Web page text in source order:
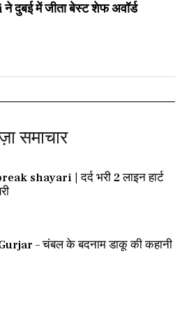
में जीता बेस्ट शेफ अवॉर्ड
समाचार
shayari | दर्द भरी 2 लाइन हार्ट
– चंबल के बदनाम डाकू की कहानी